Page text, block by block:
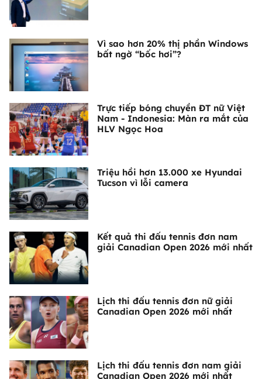
Vì sao hơn 20% thị phần Windows
bất ngờ “bốc hơi”?
Trực tiếp bóng chuyền ĐT nữ Việt
Nam - Indonesia: Màn ra mắt của
HLV Ngọc Hoa
Triệu hồi hơn 13.000 xe Hyundai
Tucson vì lỗi camera
Kết quả thi đấu tennis đơn nam
giải Canadian Open 2026 mới nhất
Lịch thi đấu tennis đơn nữ giải
Canadian Open 2026 mới nhất
Lịch thi đấu tennis đơn nam giải
Canadian Open 2026 mới nhất